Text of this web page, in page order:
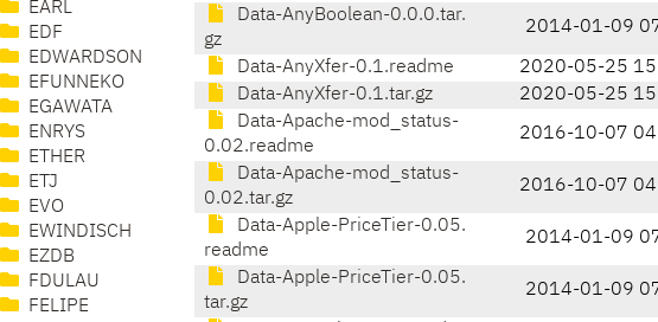
EARL
EDF
EDWARDSON
EFUNNEKO
EGAWATA
ENRYS
ETHER
ETJ
EVO
EWINDISCH
EZDB
FDULAU
FELIPE
Data-AnyBoolean-0.0.0.tar.
gz
2014-01-09
Data-AnyXfer-0.1.readme 2020-05-25
Data-AnyXfer-0.1.tar.gz
2020-05-25
Data-Apache-mod_status-
0.02.readme
2016-10-07
Data-Apache-mod_status-
0.02.tar.gz
2016-10-07
Data-Apple-PriceTier-0.05.
readme
2014-01-09
Data-Apple-PriceTier-0.05.
tar.gz
2014-01-09